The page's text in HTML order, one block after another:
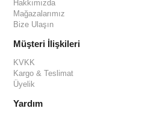
Hakkımızda
Mağazalarımız
Bize Ulaşın
Müşteri İlişkileri
KVKK
Kargo & Teslimat
Üyelik
Yardım